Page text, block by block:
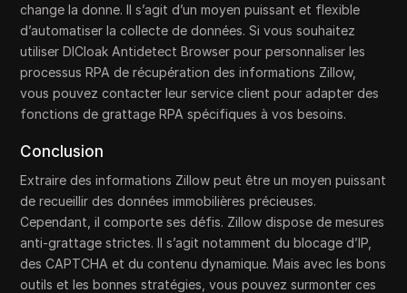
change la donne. Il s’agit d’un moyen puissant et flexible
d’automatiser la collecte de données. Si vous souhaitez
utiliser DICloak Antidetect Browser pour personnaliser les
processus RPA de récupération des informations Zillow,
vous pouvez contacter leur service client pour adapter des
fonctions de grattage RPA spécifiques à vos besoins.
Conclusion
Extraire des informations Zillow peut être un moyen puissant
de recueillir des données immobilières précieuses.
Cependant, il comporte ses défis. Zillow dispose de mesures
anti-grattage strictes. Il s’agit notamment du blocage d’IP,
des CAPTCHA et du contenu dynamique. Mais avec les bons
outils et les bonnes stratégies, vous pouvez surmonter ces